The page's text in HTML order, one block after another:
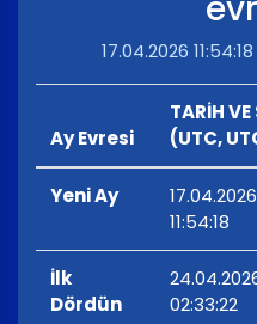
17.04.2026
Ay Evresi
TARİH
(UTC,
Yeni Ay
17.04.2026
11:54:18
İlk
Dördün
02:33:22